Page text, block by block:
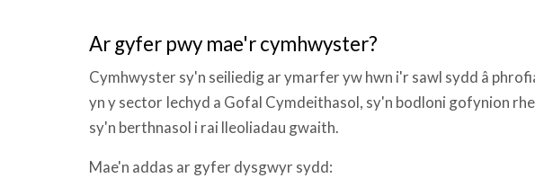
Ar gyfer pwy mae'r cymhwyster?
Cymhwyster sy'n seiliedig ar ymarfer yw hwn i'r sawl sydd â
yn y sector Iechyd a Gofal Cymdeithasol, sy'n bodloni gofynion
sy'n berthnasol i rai lleoliadau gwaith.
Mae'n addas ar gyfer dysgwyr sydd: